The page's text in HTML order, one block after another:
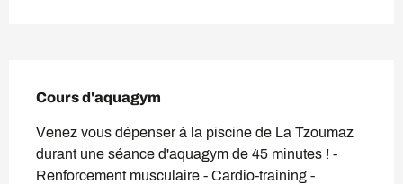
Cours d'aquagym
Venez vous dépenser à la piscine de La Tzoumaz
durant une séance d'aquagym de 45 minutes ! -
Renforcement musculaire - Cardio-training -